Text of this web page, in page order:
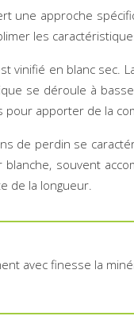
une approche
les
vinifié en blanc sec.
se déroule à
apporter de la
de perdin se
souvent
de la longueur.
avec finesse la